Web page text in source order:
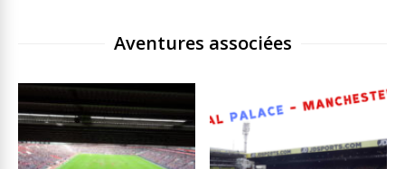
Aventures associées